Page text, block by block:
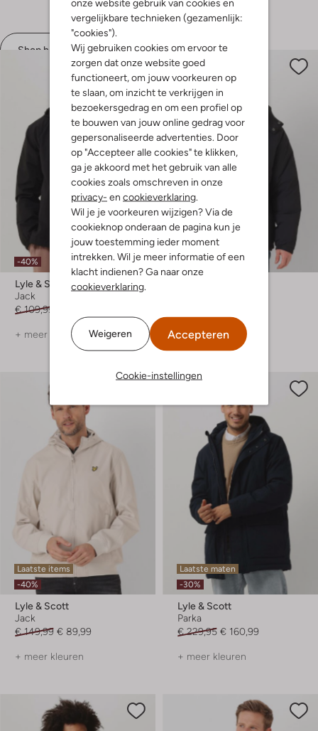
vergelijkbare technieken (gezamenlijk:
"cookies").
Wij gebruiken cookies om ervoor te
zorgen dat onze website goed
functioneert, om jouw voorkeuren op
te slaan, om inzicht te verkrijgen in
bezoekersgedrag en om een profiel op
te bouwen van jouw online gedrag voor
gepersonaliseerde advertenties. Door
op "Accepteer alle cookies" te klikken,
ga je akkoord met het gebruik van alle
cookies zoals omschreven in onze
privacy- en cookieverklaring
Wil je je voorkeuren wijzigen? Via de
cookieknop onderaan de pagina kun je
jouw toestemming ieder moment
intrekken. Wil je meer informatie of een
klacht indienen? Ga naar onze
cookieverklaring
Weigeren Accepteren
Cookie-instellingen
Shop hier
+ meer kleuren
-40%
Lyle & Scott
Jack
€ 109,99
+ meer kleuren
Laatste items
-30%
+ meer kleuren
Laatste items
-40%
Lyle & Scott
Jack
€ 149,99 € 89,99
+ meer kleuren
Laatste maten
-30%
Lyle & Scott
Parka
€ 229,95 € 160,99
+ meer kleuren